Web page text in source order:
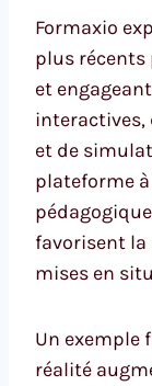
Formaxio
plus
et
interactives,
et de
plateforme
favorisent
mises en
Un exemple
réalité